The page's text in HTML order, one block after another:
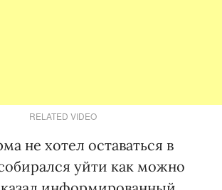
RELATED VIDEO
не хотел оставаться в
уйти как можно